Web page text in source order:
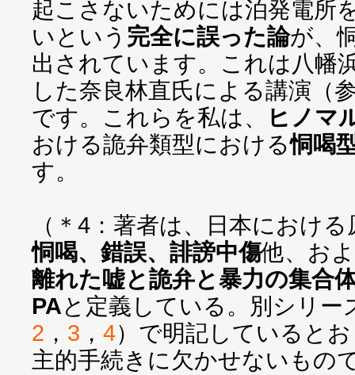
起こさないためには泊発電所
いという 完全に誤った論が、
出されています。これは八幡
した奈良林直氏による講演（
です。これらを私は、
ヒノマ
おける詭弁類型における恫喝
す。
（＊4：著者は、日本におけ
恫喝、錯誤、誹謗中傷他、お
離れた嘘と詭弁と暴力の集合
PAと定義している。別シリー
2 ， 3 ， 4）で明記していると
主的手続きに欠かせないもの